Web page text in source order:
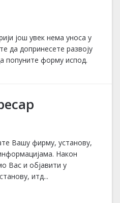
још увек нема уноса у
да допринесете развоју
попуните форму испод.
Вашу фирму, установу,
Након
Вас и објавити у
итд...